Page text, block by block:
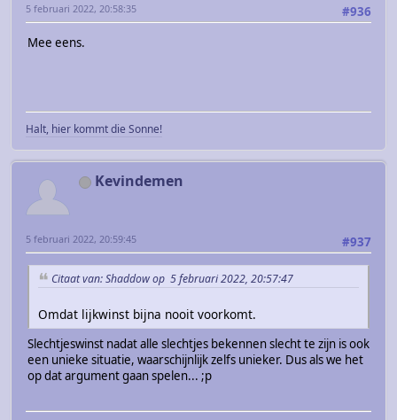
#936
5 februari 2022, 20:58:35
Mee eens.
Halt, hier kommt die Sonne!
Kevindemen
#937
5 februari 2022, 20:59:45
Citaat van: Shaddow op 5 februari 2022, 20:57:47
Omdat lijkwinst bijna nooit voorkomt.
Slechtjeswinst nadat alle slechtjes bekennen slecht te zijn is ook
een unieke situatie, waarschijnlijk zelfs unieker. Dus als we het
op dat argument gaan spelen... ;p